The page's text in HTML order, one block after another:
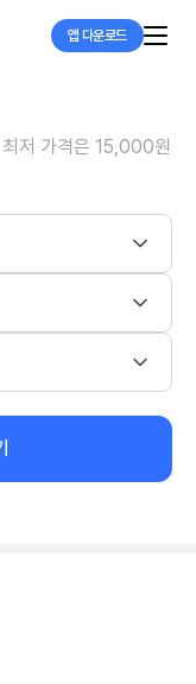
앱 다운로드
저 가격은 15,000원